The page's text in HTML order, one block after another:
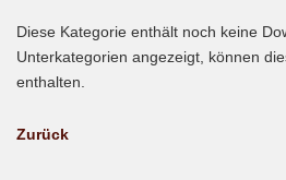
Diese Kategorie enthält noch keine
Unterkategorien angezeigt, können
enthalten.
Zurück